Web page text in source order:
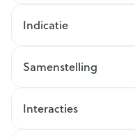
Indicatie
Samenstelling
Interacties